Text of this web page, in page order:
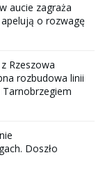
aucie zagraża
o rozwagę
Rzeszowa
rozbudowa linii
Doszło